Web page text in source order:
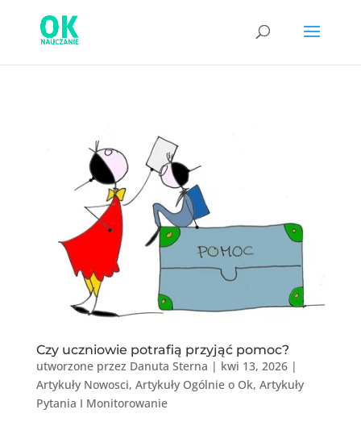
Czy uczniowie potrafią przyjąć pomoc?
utworzone przez Danuta Sterna | kwi 13, 2026|
Artykuły Nowosci, Artykuły Ogólnie o Ok, Artykuły
Pytania I Monitorowanie